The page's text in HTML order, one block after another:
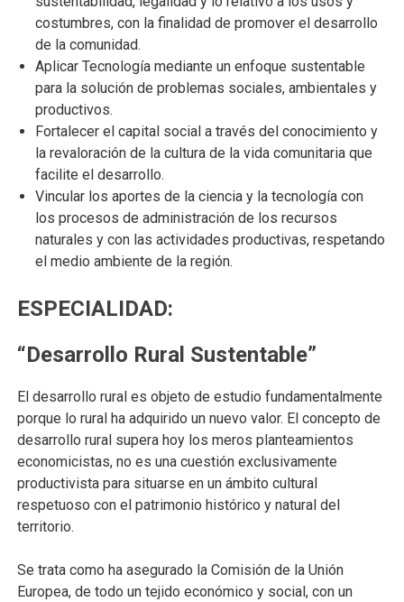
costumbres, con la finalidad de promover el desarrollo
de la comunidad.
Aplicar Tecnología mediante un enfoque sustentable
para la solución de problemas sociales, ambientales y
productivos.
Fortalecer el capital social a través del conocimiento y
la revaloración de la cultura de la vida comunitaria que
facilite el desarrollo.
Vincular los aportes de la ciencia y la tecnología con
los procesos de administración de los recursos
naturales y con las actividades productivas, respetando
el medio ambiente de la región.
ESPECIALIDAD:
“Desarrollo Rural Sustentable”
El desarrollo rural es objeto de estudio fundamentalmente
porque lo rural ha adquirido un nuevo valor. El concepto de
desarrollo rural supera hoy los meros planteamientos
economicistas, no es una cuestión exclusivamente
productivista para situarse en un ámbito cultural
respetuoso con el patrimonio histórico y natural del
territorio.
Se trata como ha asegurado la Comisión de la Unión
Europea, de todo un tejido económico y social, con un